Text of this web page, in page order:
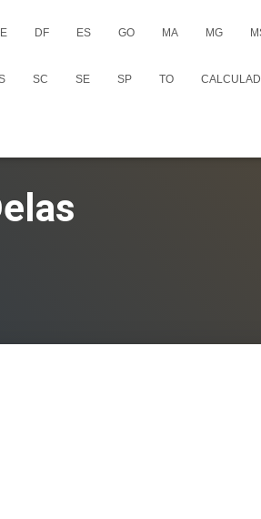
DF ES GO MA MG
SC SE SP TO